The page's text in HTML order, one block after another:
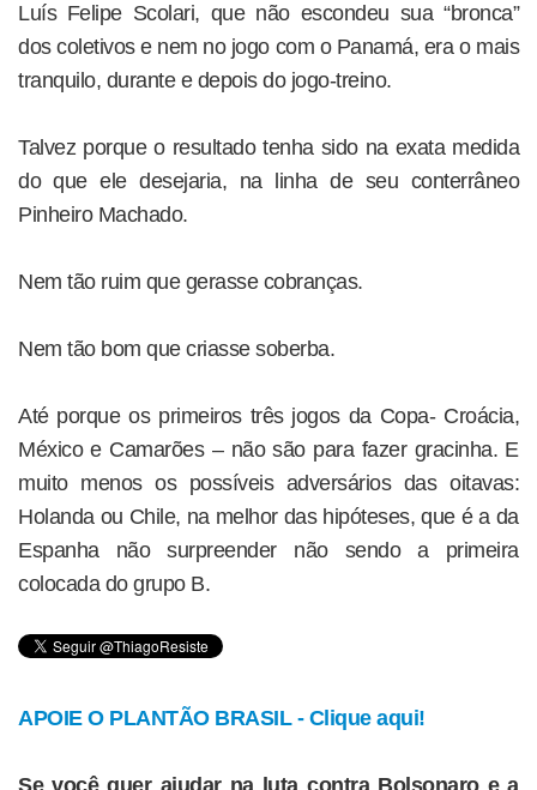
Luís Felipe Scolari, que não escondeu sua “bronca”
dos coletivos e nem no jogo com o Panamá, era o mais
tranquilo, durante e depois do jogo-treino.
Talvez porque o resultado tenha sido na exata medida
do que ele desejaria, na linha de seu conterrâneo
Pinheiro Machado.
Nem tão ruim que gerasse cobranças.
Nem tão bom que criasse soberba.
Até porque os primeiros três jogos da Copa- Croácia,
México e Camarões – não são para fazer gracinha. E
muito menos os possíveis adversários das oitavas:
Holanda ou Chile, na melhor das hipóteses, que é a da
Espanha não surpreender não sendo a primeira
colocada do grupo B.
APOIE O PLANTÃO BRASIL - Clique aqui!
Se você quer ajudar na luta contra Bolsonaro e a